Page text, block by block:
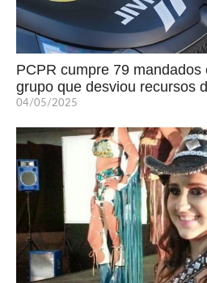
PCPR cumpre 79
grupo que desviou recursos
04/05/2025